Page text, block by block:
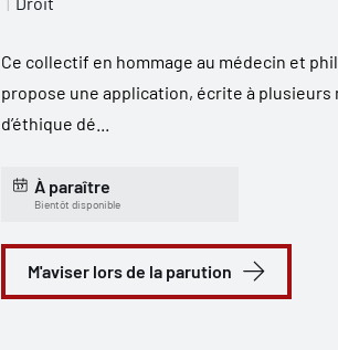
Ce collectif en hommage au médecin et
propose une application, écrite à plusieurs
d’éthique dé...
À paraître
Bientôt disponible
M'aviser lors de la parution